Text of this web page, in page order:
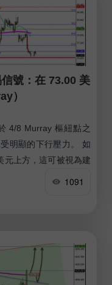
號：在 73.00 美
）
4/8 Murray 樞紐點之
明顯的下行壓力。 如
元上方，這可被視為建
有望上探接近 80 美元
。
1091